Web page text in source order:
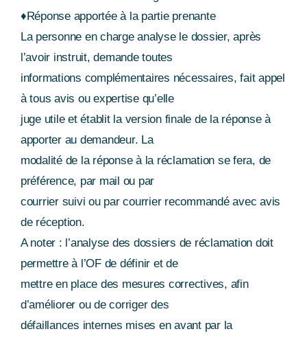
♦Réponse apportée à la partie prenante
La personne en charge analyse le dossier, après
l’avoir instruit, demande toutes
informations complémentaires nécessaires, fait appel
à tous avis ou expertise qu’elle
juge utile et établit la version finale de la réponse à
apporter au demandeur. La
modalité de la réponse à la réclamation se fera, de
préférence, par mail ou par
courrier suivi ou par courrier recommandé avec avis
de réception.
A noter : l’analyse des dossiers de réclamation doit
permettre à l’OF de définir et de
mettre en place des mesures correctives, afin
d’améliorer ou de corriger des
défaillances internes mises en avant par la